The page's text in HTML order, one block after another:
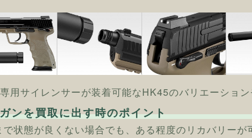
用サイレンサーが装着可能なHK45のバリエーショ
ンを買取に出す時のポイント
で状態が良くない場合でも、ある程度のリカバリー